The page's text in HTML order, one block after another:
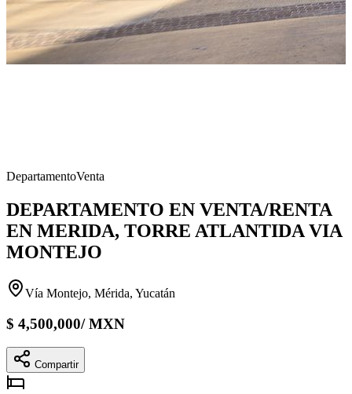
DepartamentoVenta
DEPARTAMENTO EN VENTA/RENTA
EN MERIDA, TORRE ATLANTIDA VIA
MONTEJO
Vía Montejo, Mérida, Yucatán
$ 4,500,000/MXN
Compartir